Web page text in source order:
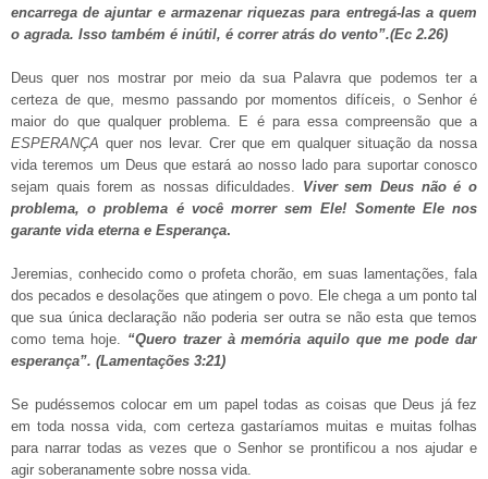
encarrega de ajuntar e armazenar riquezas para entregá-las a quem
o agrada. Isso também é inútil, é correr atrás do vento”.(Ec 2.26)
Deus quer nos mostrar por meio da sua Palavra que podemos ter a
certeza de que, mesmo passando por momentos difíceis, o Senhor é
maior do que qualquer problema. E é para essa compreensão que a
ESPERANÇA quer nos levar. Crer que em qualquer situação da nossa
vida teremos um Deus que estará ao nosso lado para suportar conosco
sejam quais forem as nossas dificuldades. Viver sem Deus não é o
problema, o problema é você morrer sem Ele! Somente Ele nos
garante vida eterna e Esperança.
Jeremias, conhecido como o profeta chorão, em suas lamentações, fala
dos pecados e desolações que atingem o povo. Ele chega a um ponto tal
que sua única declaração não poderia ser outra se não esta que temos
como tema hoje. “Quero trazer à memória aquilo que me pode dar
esperança”. (Lamentações 3:21)
Se pudéssemos colocar em um papel todas as coisas que Deus já fez
em toda nossa vida, com certeza gastaríamos muitas e muitas folhas
para narrar todas as vezes que o Senhor se prontificou a nos ajudar e
agir soberanamente sobre nossa vida.